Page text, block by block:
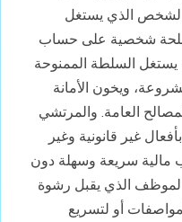
الشخص الذي يستغل
شخصية على حساب
يستغل السلطة الممنوحة
ويخون الأمانة
العامة. والمرتشي
غير قانونية وغير
مالية سريعة وسهلة دون
الذي يقبل رشوة
أو لتسريع